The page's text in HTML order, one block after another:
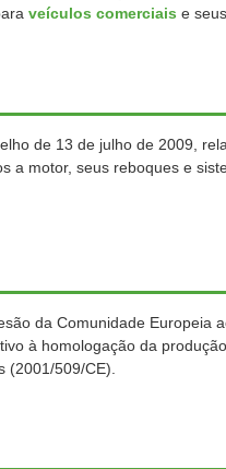
veículos comerciais e
de 13 de julho de 2009,
a motor, seus reboques e
da Comunidade Europeia
à homologação da
(2001/509/CE).